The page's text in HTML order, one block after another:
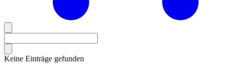
Keine Einträge gefunden